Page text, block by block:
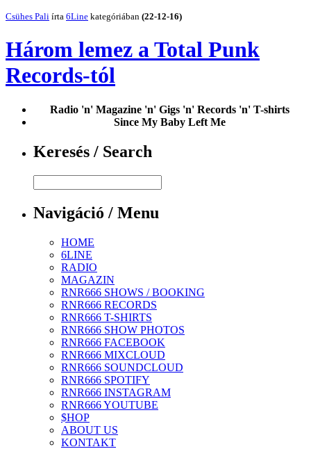
Csühes Pali írta 6Line kategóriában (22-12-16)
Három lemez a Total Punk
Records-tól
Radio 'n' Magazine 'n' Gigs 'n' Records 'n' T-shirts
Since My Baby Left Me
Keresés / Search
Navigáció / Menu
HOME
6LINE
RADIO
MAGAZIN
RNR666 SHOWS / BOOKING
RNR666 RECORDS
RNR666 T-SHIRTS
RNR666 SHOW PHOTOS
RNR666 FACEBOOK
RNR666 MIXCLOUD
RNR666 SOUNDCLOUD
RNR666 SPOTIFY
RNR666 INSTAGRAM
RNR666 YOUTUBE
$HOP
ABOUT US
KONTAKT